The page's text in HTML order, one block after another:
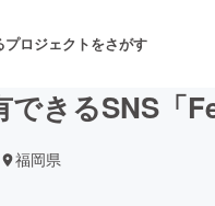
プロジェクトをさがす
きるSNS「
福岡県